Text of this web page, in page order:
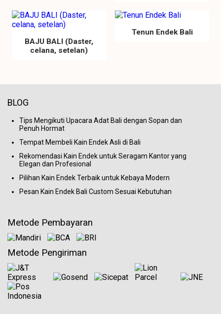
BAJU BALI (Daster,
celana, setelan)
Tenun Endek Bali
BLOG
Tips Mengikuti Upacara Adat Bali dengan Sopan dan
Penuh Hormat
Tempat Membeli Kain Endek Asli di Bali
Rekomendasi Kain Endek untuk Seragam Kantor yang
Elegan dan Profesional
Pilihan Kain Endek Terbaik untuk Kebaya Modern
Pesan Kain Endek Bali Custom Sesuai Kebutuhan
Metode Pembayaran
Metode Pengiriman